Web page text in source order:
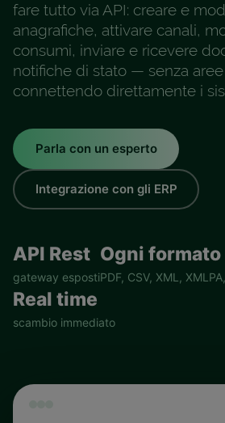
fare tutto via API: creare e
anagrafiche, attivare canali,
consumi, inviare e ricevere
notifiche di stato — senza
connettendo direttamente i
Parla con un esperto
Integrazione con gli ERP
API Rest
gateway esposti
Ogni formato
PDF, CSV, XML,
Real time
scambio immediato